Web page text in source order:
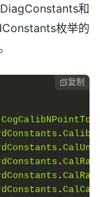
和
枚举的
复制
.
.
.
.
.